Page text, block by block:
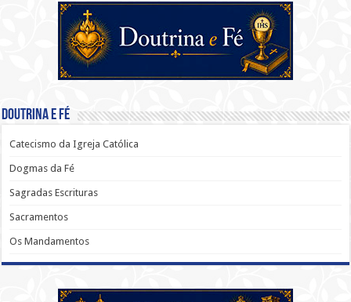
Doutrina e Fé
Catecismo da Igreja Católica
Dogmas da Fé
Sagradas Escrituras
Sacramentos
Os Mandamentos